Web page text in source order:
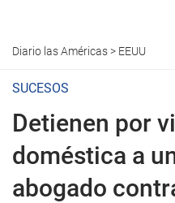
Diario las Américas> EEUU
SUCESOS
Detienen por
doméstica a
abogado